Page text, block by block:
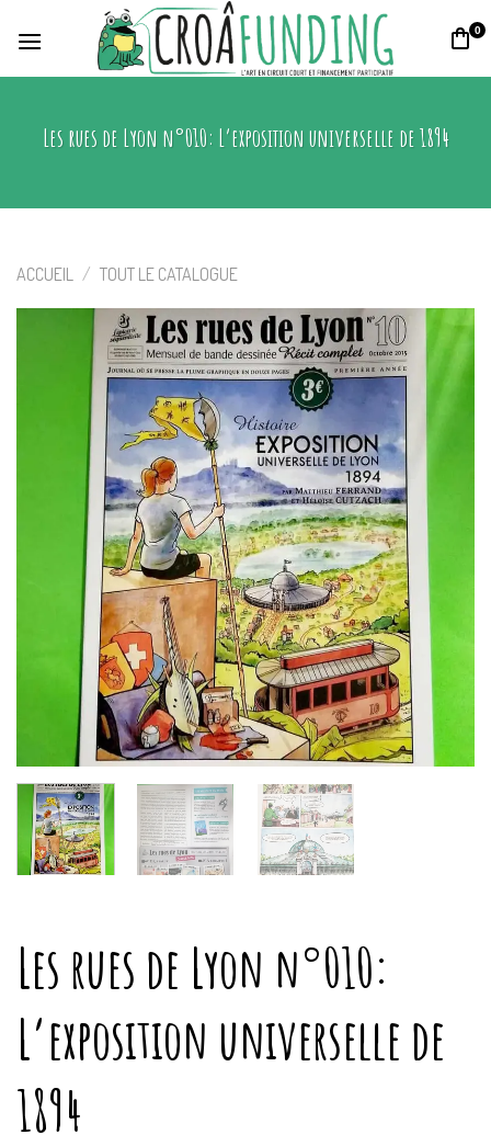
0
Les rues de Lyon n°010: L’exposition universelle de 1894
ACCUEIL / TOUT LE CATALOGUE
Les rues de Lyon n°010:
L’exposition universelle de
1894